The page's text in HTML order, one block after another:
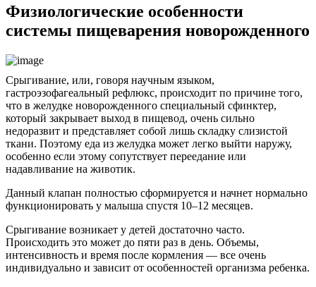
Физиологические особенности
системы пищеварения новорожденного
Срыгивание, или, говоря научным языком,
гастроэзофагеальный рефлюкс, происходит по причине того,
что в желудке новорожденного специальный сфинктер,
который закрывает выход в пищевод, очень сильно
недоразвит и представляет собой лишь складку слизистой
ткани. Поэтому еда из желудка может легко выйти наружу,
особенно если этому сопутствует переедание или
надавливание на животик.
Данный клапан полностью сформируется и начнет нормально
функционировать у малыша спустя 10–12 месяцев.
Срыгивание возникает у детей достаточно часто.
Происходить это может до пяти раз в день. Объемы,
интенсивность и время после кормления — все очень
индивидуально и зависит от особенностей организма ребенка.